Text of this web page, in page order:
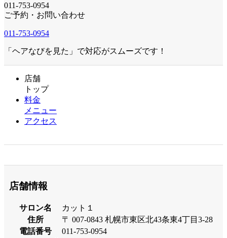
011-753-0954
ご予約・お問い合わせ
011-753-0954
「ヘアなびを見た」で対応がスムーズです！
店舗
トップ
料金
メニュー
アクセス
店舗情報
サロン名
カット１
住所
〒 007-0843 札幌市東区北43条東4丁目3-28
電話番号
011-753-0954